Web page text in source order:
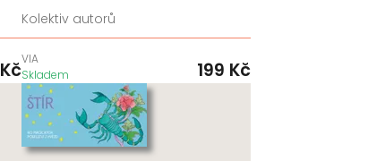
Kč
Kolektiv autorů
VIA
Skladem
199 Kč